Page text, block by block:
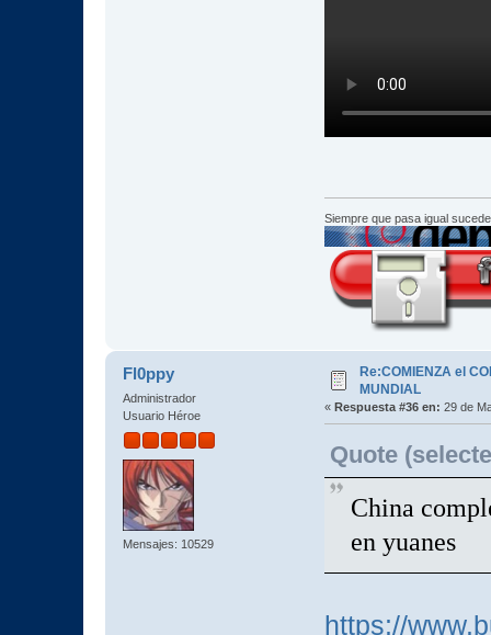
Siempre que pasa igual
Fl0ppy
Administrador
Usuario Héroe
Mensajes: 10529
Re:COMIENZA el
MUNDIAL
« Respuesta #36 en: 29 de
Quote
China
en yuanes
https://